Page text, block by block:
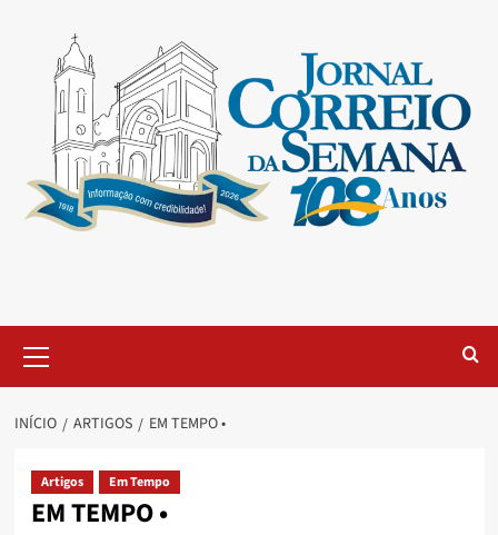
INÍCIO ARTIGOS EM TEMPO •
Artigos Em Tempo
EM TEMPO •